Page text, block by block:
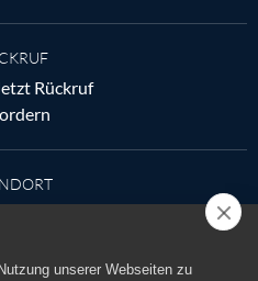
Rückruf
am
unserer Webseiten zu